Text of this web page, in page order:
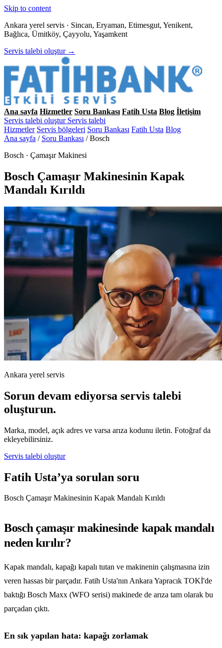
Skip to content
Ankara yerel servis · Sincan, Eryaman, Etimesgut, Yenikent,
Bağlıca, Ümitköy, Çayyolu, Yaşamkent
Servis talebi oluştur →
Ana sayfa Hizmetler Soru Bankası Fatih Usta Blog İletişim
Servis talebi oluştur Servis talebi
Hizmetler Servis bölgeleri Soru Bankası Fatih Usta Blog
Ana sayfa / Soru Bankası / Bosch
Bosch · Çamaşır Makinesi
Bosch Çamaşır Makinesinin Kapak
Mandalı Kırıldı
Ankara yerel servis
Sorun devam ediyorsa servis talebi
oluşturun.
Marka, model, açık adres ve varsa arıza kodunu iletin. Fotoğraf da
ekleyebilirsiniz.
Servis talebi oluştur
Fatih Usta’ya sorulan soru
Bosch Çamaşır Makinesinin Kapak Mandalı Kırıldı
Bosch çamaşır makinesinde kapak mandalı
neden kırılır?
Kapak mandalı, kapağı kapalı tutan ve makinenin çalışmasına izin
veren hassas bir parçadır. Fatih Usta'nın Ankara Yapracık TOKİ'de
baktığı Bosch Maxx (WFO serisi) makinede de arıza tam olarak bu
parçadan çıktı.
En sık yapılan hata: kapağı zorlamak